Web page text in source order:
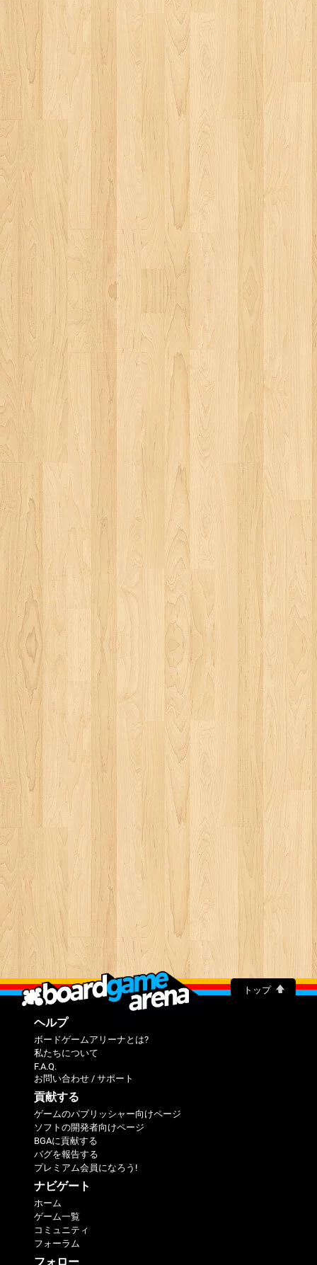
トップ
ヘルプ
ボードゲームアリーナとは?
私たちについて
F.A.Q.
お問い合わせ / サポート
貢献する
ゲームのパブリッシャー向けページ
ソフトの開発者向けページ
BGAに貢献する
バグを報告する
プレミアム会員になろう!
ナビゲート
ホーム
ゲーム一覧
コミュニティ
フォーラム
フォロー